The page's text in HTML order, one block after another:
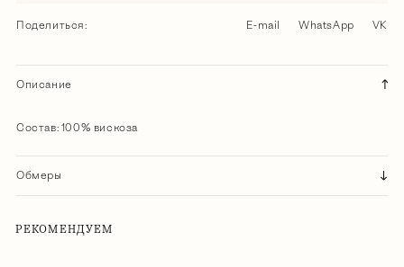
Поделиться: E-mail WhatsApp VK
Описание
Состав: 100% вискоза
Обмеры
РЕКОМЕНДУЕМ